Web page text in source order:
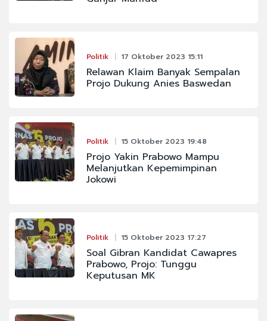
Politik 17 Oktober 2023 15:11
Relawan Klaim Banyak Sempalan
Projo Dukung Anies Baswedan
Politik 15 Oktober 2023 19:48
Projo Yakin Prabowo Mampu
Melanjutkan Kepemimpinan
Jokowi
Politik 15 Oktober 2023 17:27
Soal Gibran Kandidat Cawapres
Prabowo, Projo: Tunggu
Keputusan MK